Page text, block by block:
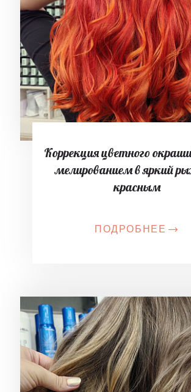
Коррекция цветного
мелированием в яркий
красным
ПОДРОБНЕЕ